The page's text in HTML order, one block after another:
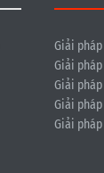
Giải
Giải
Giải
Giải
Giải